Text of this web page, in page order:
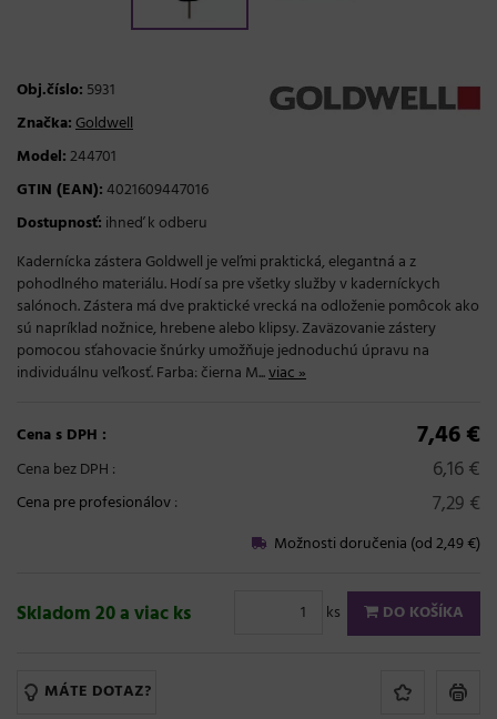
Obj.číslo: 5931
Značka:Goldwell
Model:244701
GTIN (EAN):4021609447016
Dostupnosť: ihneď k odberu
Kadernícka zástera Goldwell je veľmi praktická, elegantná a z
pohodlného materiálu. Hodí sa pre všetky služby v kaderníckych
salónoch. Zástera má dve praktické vrecká na odloženie pomôcok ako
sú napríklad nožnice, hrebene alebo klipsy. Zaväzovanie zástery
pomocou sťahovacie šnúrky umožňuje jednoduchú úpravu na
individuálnu veľkosť. Farba: čierna M...viac »
Cena s DPH : 7,46 €
Cena bez DPH : 6,16 €
Cena pre profesionálov: 7,29 €
Možnosti doručenia (od 2,49 €)
Skladom 20 a viac ks ks DO KOŠÍKA
MÁTE DOTAZ?